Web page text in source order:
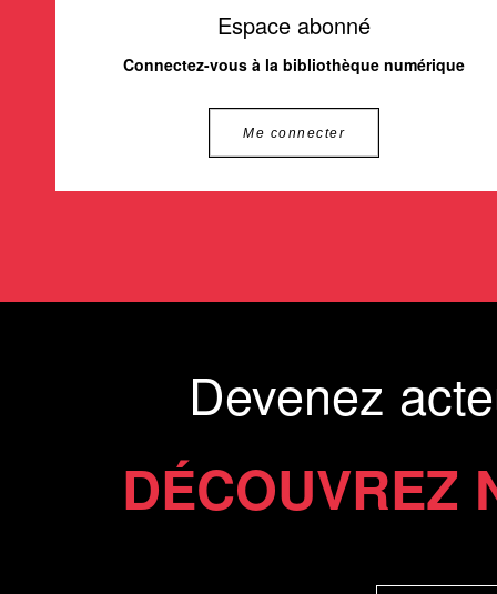
Espace abonné
Connectez-vous à la bibliothèque numérique
Me connecter
Devenez
DÉCOUVREZ